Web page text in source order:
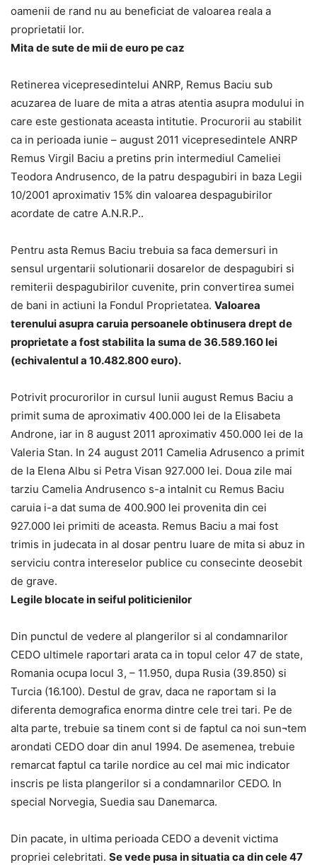
oamenii de rand nu au beneficiat de valoarea reala a
proprietatii lor.
Mita de sute de mii de euro pe caz
Retinerea vicepresedintelui ANRP, Remus Baciu sub
acuzarea de luare de mita a atras atentia asupra modului in
care este gestionata aceasta intitutie. Procurorii au stabilit
ca in perioada iunie – august 2011 vicepresedintele ANRP
Remus Virgil Baciu a pretins prin intermediul Cameliei
Teodora Andrusenco, de la patru despagubiri in baza Legii
10/2001 aproximativ 15% din valoarea despagubirilor
acordate de catre A.N.R.P..
Pentru asta Remus Baciu trebuia sa faca demersuri in
sensul urgentarii solutionarii dosarelor de despagubiri si
remiterii despagubirilor cuvenite, prin convertirea sumei
de bani in actiuni la Fondul Proprietatea. Valoarea
terenului asupra caruia persoanele obtinusera drept de
proprietate a fost stabilita la suma de 36.589.160 lei
(echivalentul a 10.482.800 euro).
Potrivit procurorilor in cursul lunii august Remus Baciu a
primit suma de aproximativ 400.000 lei de la Elisabeta
Androne, iar in 8 august 2011 aproximativ 450.000 lei de la
Valeria Stan. In 24 august 2011 Camelia Adrusenco a primit
de la Elena Albu si Petra Visan 927.000 lei. Doua zile mai
tarziu Camelia Andrusenco s-a intalnit cu Remus Baciu
caruia i-a dat suma de 400.900 lei provenita din cei
927.000 lei primiti de aceasta. Remus Baciu a mai fost
trimis in judecata in al dosar pentru luare de mita si abuz in
serviciu contra intereselor publice cu consecinte deosebit
de grave.
Legile blocate in seiful politicienilor
Din punctul de vedere al plangerilor si al condamnarilor
CEDO ultimele raportari arata ca in topul celor 47 de state,
Romania ocupa locul 3, – 11.950, dupa Rusia (39.850) si
Turcia (16.100). Destul de grav, daca ne raportam si la
diferenta demografica enorma dintre cele trei tari. Pe de
alta parte, trebuie sa tinem cont si de faptul ca noi sun¬tem
arondati CEDO doar din anul 1994. De asemenea, trebuie
remarcat faptul ca tarile nordice au cel mai mic indicator
inscris pe lista plangerilor si a condamnarilor CEDO. In
special Norvegia, Suedia sau Danemarca.
Din pacate, in ultima perioada CEDO a devenit victima
propriei celebritati. Se vede pusa in situatia ca din cele 47